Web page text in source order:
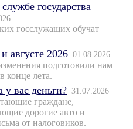
государства
госслужащих обучат
августе 2026 01.08.2026
подготовили нам
конце лета.
у вас деньги? 31.07.2026
граждане,
дорогие авто и
от налоговиков.